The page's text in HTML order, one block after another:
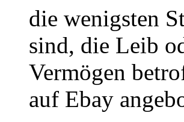
die wenigsten
sind, die Leib
Vermögen
auf Ebay